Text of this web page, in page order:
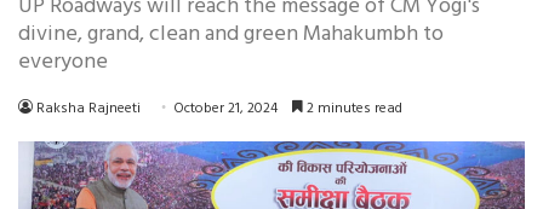
divine, grand, clean and green Mahakumbh to
everyone
Raksha Rajneeti October 21, 2024 2 minutes read